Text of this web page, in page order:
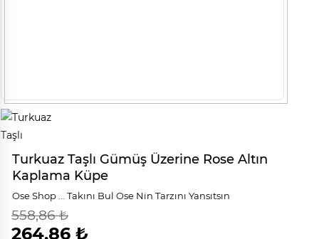
Turkuaz Taşlı Gümüş Üzerine Rose Altın
Kaplama Küpe
Ose Shop ... Takını Bul Ose Nin Tarzını Yansıtsın
%53
indirim
558,86 ₺
264,86 ₺